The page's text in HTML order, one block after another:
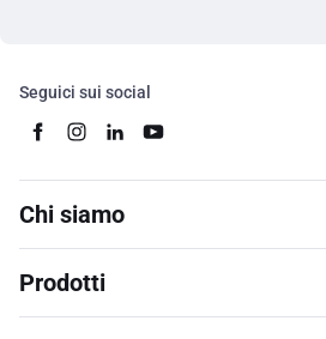
Seguici sui social
Chi siamo
Prodotti